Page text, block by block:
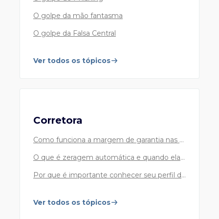
Cartões Safra CARD
Atendimento ao cliente Safra Card não correntista
24h por dia, 7 dias por semana.
Safra Private Banking
Atendimento Safra Private Banking
55 11 3253 4455 Capital e Grande São Paulo
De 2ª a 6ª feira, das 8h às 21h30, exceto feriados.
O golpe da mão fantasma
O golpe da Falsa Central
Ver todos os tópicos
Corretora
Como funciona a margem de garantia nas suas operações?
O que é zeragem automática e quando ela pode acontecer?
Por que é importante conhecer seu perfil de investidor?
Ver todos os tópicos